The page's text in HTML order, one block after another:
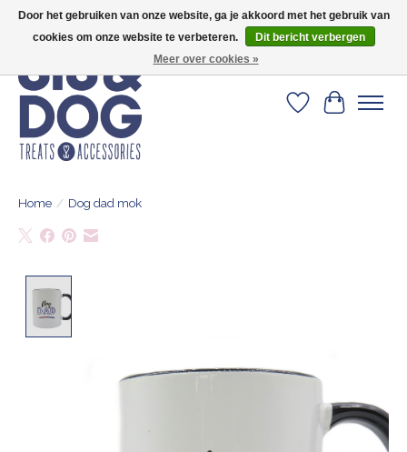
Verlanglijst
Home / Dog dad mok
Door het gebruiken van onze website, ga je akkoord met het gebruik van
cookies om onze website te verbeteren.
Dit bericht verbergen
Meer over cookies »
Geef je hond het kleedje waar 500+ baasjes fan van zijn!